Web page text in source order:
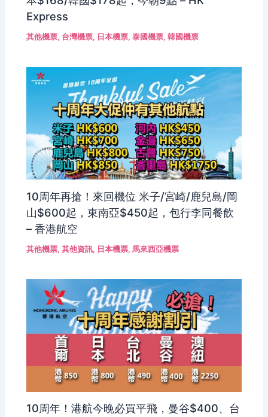
Express
其他機票, 台灣機票, 日本機票,泰國機票,韓國機票
10周年再搶！來回機位 米子/宮崎/鹿兒島/岡
山$600起，東南亞$450起，包行李同餐飲
– 香港航空
其他機票,其他資訊, 日本機票,馬來西亞機票
10周年！港航今晚必買平飛，曼谷$400、台